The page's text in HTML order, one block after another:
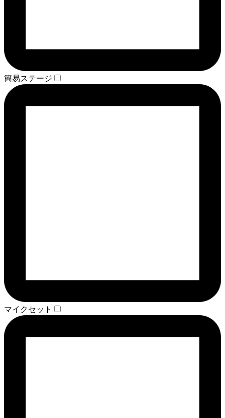
簡易ステージ
マイクセット